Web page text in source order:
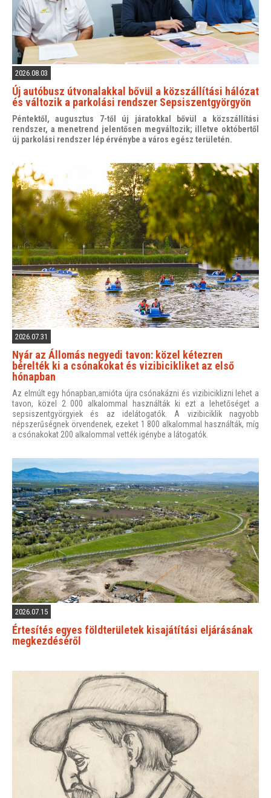
2026.08.03
Új autóbusz útvonalakkal bővül a közszállítási hálózat
és változik a parkolási rendszer Sepsiszentgyörgyön
Péntektől, augusztus 7-től új járatokkal bővül a közszállítási
rendszer, a menetrend jelentősen megváltozik; illetve októbertől
új parkolási rendszer lép érvénybe a város egész területén.
2026.07.31
Nyár az Állomás negyedi tavon: közel kétezren
bérelték ki a csónakokat és vizibicikliket az első
hónapban
Az elmúlt egy hónapban,amióta újra csónakázni és vizibiciklizni lehet a
tavon, közel 2 000 alkalommal használták ki ezt a lehetőséget a
sepsiszentgyörgyiek és az idelátogatók. A vizibiciklik nagyobb
népszerűségnek örvendenek, ezeket 1 800 alkalommal használták, míg
a csónakokat 200 alkalommal vették igénybe a látogatók.
2026.07.15
Értesítés egyes földterületek kisajátítási eljárásának
megkezdéséről